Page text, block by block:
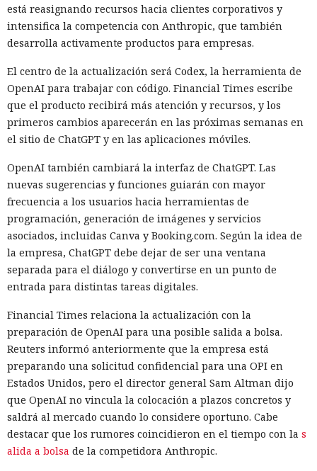
está reasignando recursos hacia clientes corporativos y
intensifica la competencia con Anthropic, que también
desarrolla activamente productos para empresas.
El centro de la actualización será Codex, la herramienta de
OpenAI para trabajar con código. Financial Times escribe
que el producto recibirá más atención y recursos, y los
primeros cambios aparecerán en las próximas semanas en
el sitio de ChatGPT y en las aplicaciones móviles.
OpenAI también cambiará la interfaz de ChatGPT. Las
nuevas sugerencias y funciones guiarán con mayor
frecuencia a los usuarios hacia herramientas de
programación, generación de imágenes y servicios
asociados, incluidas Canva y Booking.com. Según la idea de
la empresa, ChatGPT debe dejar de ser una ventana
separada para el diálogo y convertirse en un punto de
entrada para distintas tareas digitales.
Financial Times relaciona la actualización con la
preparación de OpenAI para una posible salida a bolsa.
Reuters informó anteriormente que la empresa está
preparando una solicitud confidencial para una OPI en
Estados Unidos, pero el director general Sam Altman dijo
que OpenAI no vincula la colocación a plazos concretos y
saldrá al mercado cuando lo considere oportuno. Cabe
destacar que los rumores coincidieron en el tiempo con la s
alida a bolsa de la competidora Anthropic.